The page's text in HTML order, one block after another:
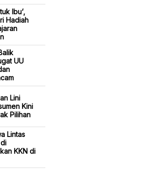
Ibu’,
Hadiah
UU
Lini
Kini
Pilihan
Lintas
KKN di